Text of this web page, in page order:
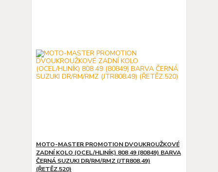
MOTO-MASTER PROMOTION DVOUKROUŽKOVÉ
ZADNÍ KOLO (OCEL/HLINÍK) 808 49 (80849) BARVA
ČERNÁ SUZUKI DR/RM/RMZ (JTR808.49)
(ŘETĚZ.520)